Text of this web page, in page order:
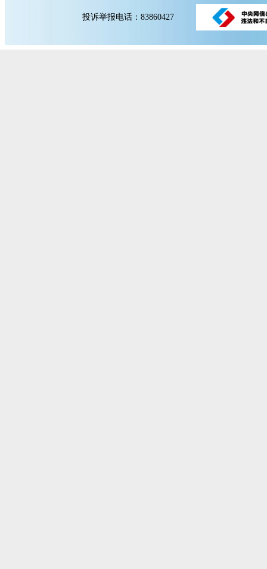
投诉举报电话：83860427